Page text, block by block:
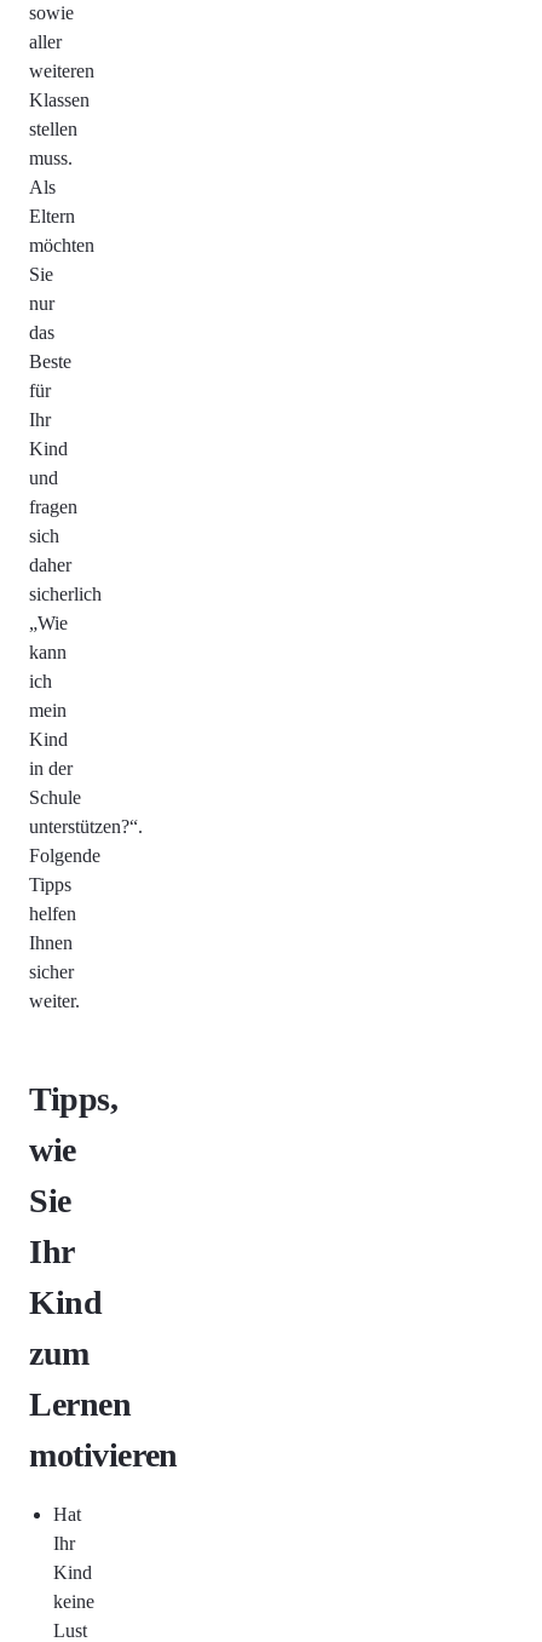
sowie
aller
weiteren
Klassen
stellen
muss.
Als
Eltern
möchten
Sie
nur
das
Beste
für
Ihr
Kind
und
fragen
sich
daher
sicherlich
„Wie
kann
ich
mein
Kind
in der
Schule
unterstützen?“.
Folgende
Tipps
helfen
Ihnen
sicher
weiter.
Tipps,
wie
Sie
Ihr
Kind
zum
Lernen
motivieren
Hat
Ihr
Kind
keine
Lust